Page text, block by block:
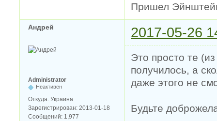
Пришел
Андрей 2017-05-26
Administrator
Неактивен
Откуда: Украина
Зарегистрирован: 2013-01-18
Сообщений: 1,977
Это просто те
получилось, а
даже этого не
Будьте